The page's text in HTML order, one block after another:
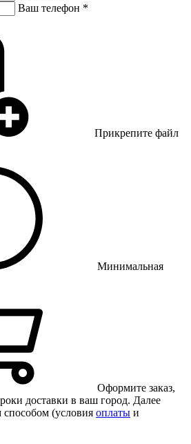
Ваш телефон *
Прикрепите файл
Минимальная
Оформите заказ,
доставки в ваш город. Далее
способом (условия оплаты и